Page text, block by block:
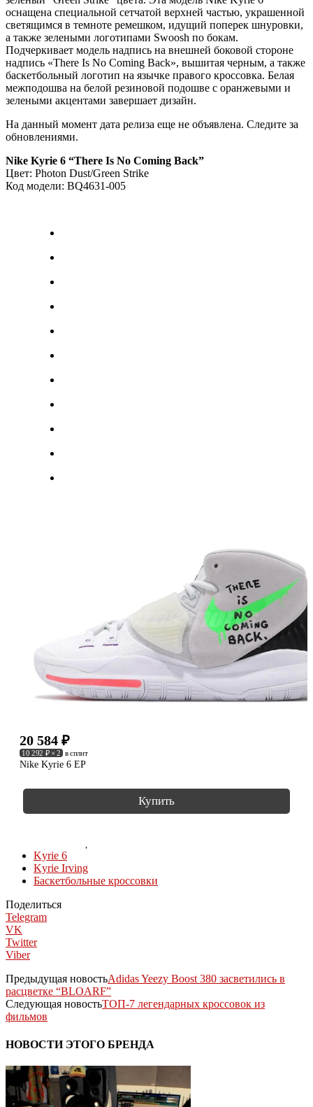
оснащена специальной сетчатой верхней частью, украшенной
светящимся в темноте ремешком, идущий поперек шнуровки,
а также зелеными логотипами Swoosh по бокам.
Подчеркивает модель надпись на внешней боковой стороне
надпись «There Is No Coming Back», вышитая черным, а также
баскетбольный логотип на язычке правого кроссовка. Белая
межподошва на белой резиновой подошве с оранжевыми и
зелеными акцентами завершает дизайн.
На данный момент дата релиза еще не объявлена. Следите за
обновлениями.
Nike Kyrie 6 “There Is No Coming Back”
Цвет: Photon Dust/Green Strike
Код модели: BQ4631-005
Nike Kyrie 6 EP
20 584 ₽
10 292 ₽ × 2 в сплит
Купить
Kyrie 6
Kyrie Irving
Баскетбольные кроссовки
Поделиться
Telegram
VK
Twitter
Viber
Предыдущая новостьAdidas Yeezy Boost 380 засветились в
расцветке “BLOARF”
Следующая новостьТОП-7 легендарных кроссовок из
фильмов
НОВОСТИ ЭТОГО БРЕНДА